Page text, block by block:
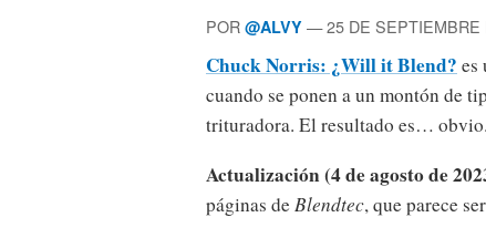
POR @ALVY — 25 DE SEPTIEMBRE
Chuck Norris: ¿Will it Blend? es
cuando se ponen a un montón de
trituradora. El resultado es… obvio.
Actualización (4 de agosto de
páginas de Blendtec, que parece